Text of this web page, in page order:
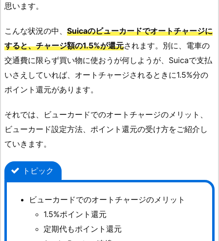
思います。
こんな状況の中、 Suicaのビューカードでオートチャージに
すると、チャージ額の1.5%が還元されます。別に、電車の
交通費に限らず買い物に使おうが何しようが、Suicaで支払
いさえしていれば、オートチャージされるときに1.5%分の
ポイント還元があります。
それでは、ビューカードでのオートチャージのメリット、
ビューカード設定方法、ポイント還元の受け方をご紹介し
ていきます。
トピック
ビューカードでのオートチャージのメリット
1.5%ポイント還元
定期代もポイント還元